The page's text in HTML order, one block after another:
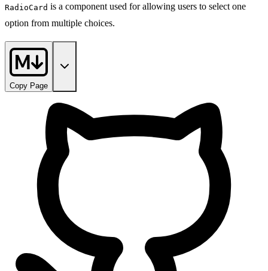
RadioCard is a component used for allowing users to select one
option from multiple choices.
Copy Page